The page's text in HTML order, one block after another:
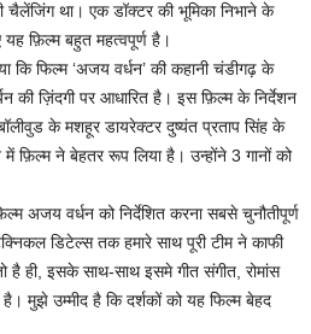
था। एक डॉक्टर की भूमिका निभाने के
यह फ़िल्म बहुत महत्वपूर्ण है।
कि फिल्म ‘अजय वर्धन’ की कहानी चंडीगढ़ के
ज़िंदगी पर आधारित है। इस फ़िल्म के निर्देशन
के मशहूर डायरेक्टर दुष्यंत प्रताप सिंह के
ने बेहतर रूप लिया है। उन्होंने 3 गानों को
अजय वर्धन को निर्देशित करना सबसे चुनौतीपूर्ण
डिटेल्स तक हमारे साथ पूरी टीम ने काफी
है ही, इसके साथ-साथ इसमे गीत संगीत, रोमांस
मुझे उम्मीद है कि दर्शकों को यह फिल्म बेहद